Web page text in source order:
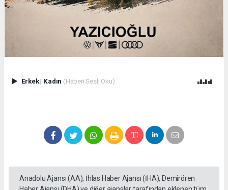
Erkek| Kadın (Haberi Sesli Oku)
.
Anadolu Ajansı (AA), İhlas Haber Ajansı (İHA), Demirören